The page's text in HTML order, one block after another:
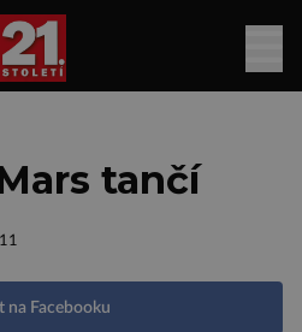
tančí
na Facebooku